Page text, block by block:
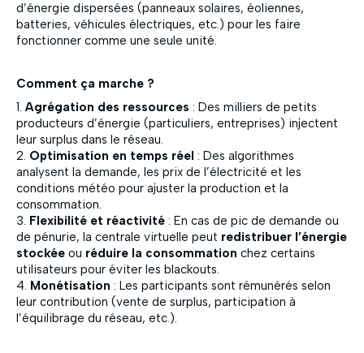
d’énergie dispersées (panneaux solaires, éoliennes,
batteries, véhicules électriques, etc.) pour les faire
fonctionner comme une seule unité.
Comment ça marche ?
1.Agrégation des ressources : Des milliers de petits
producteurs d’énergie (particuliers, entreprises) injectent
leur surplus dans le réseau.
2. Optimisation en temps réel : Des algorithmes
analysent la demande, les prix de l’électricité et les
conditions météo pour ajuster la production et la
consommation.
3. Flexibilité et réactivité : En cas de pic de demande ou
de pénurie, la centrale virtuelle peut redistribuer l’énergie
stockée ou réduire la consommation chez certains
utilisateurs pour éviter les blackouts.
4. Monétisation : Les participants sont rémunérés selon
leur contribution (vente de surplus, participation à
l’équilibrage du réseau, etc.).